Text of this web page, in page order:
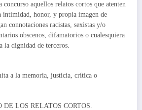
aquellos relatos cortos que atenten
intimidad, honor, y propia imagen de
connotaciones racistas, sexistas y/o
obscenos, difamatorios o cualesquiera
la dignidad de terceros.
a la memoria, justicia, crítica o
LOS RELATOS CORTOS.